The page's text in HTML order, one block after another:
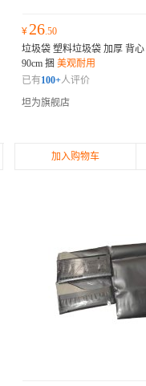
¥ 26.50
垃圾袋 塑料垃圾袋 加厚 背
90cm 捆 美观耐用
已有100+人评价
坦为旗舰店
加入购物车